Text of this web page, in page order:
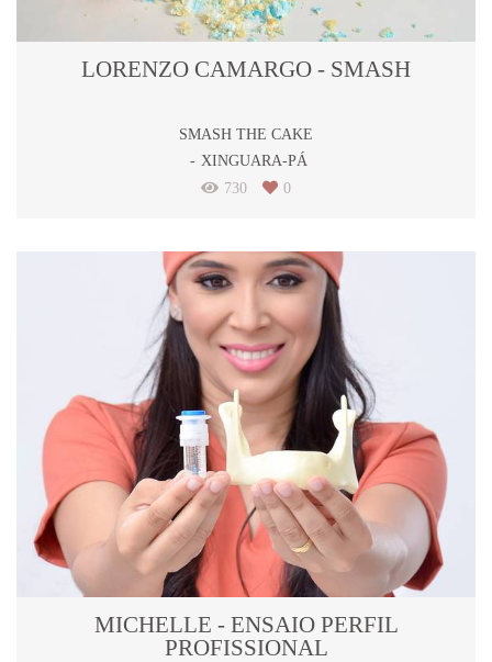
LORENZO CAMARGO - SMASH
SMASH THE CAKE
XINGUARA-PÁ
730
0
MICHELLE - ENSAIO PERFIL
PROFISSIONAL